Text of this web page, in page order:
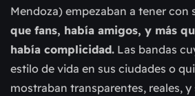
Mendoza) empezaban a tener con
que fans, había amigos, y más
había complicidad. Las bandas
estilo de vida en sus ciudades o
mostraban transparentes, reales,